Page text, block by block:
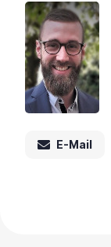
E-Mail